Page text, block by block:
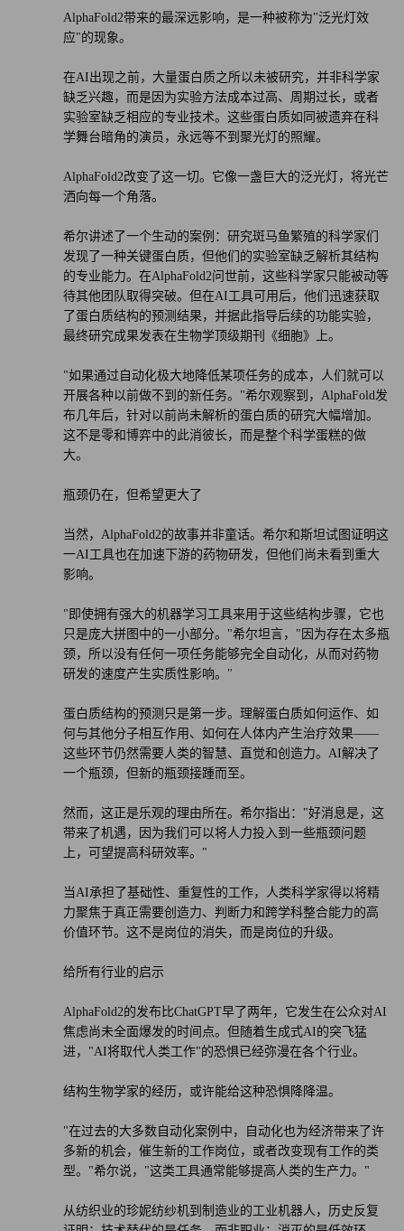
AlphaFold2带来的最深远影响，是一种被称为"泛光灯效
应"的现象。
在AI出现之前，大量蛋白质之所以未被研究，并非科学家
缺乏兴趣，而是因为实验方法成本过高、周期过长，或者
实验室缺乏相应的专业技术。这些蛋白质如同被遗弃在科
学舞台暗角的演员，永远等不到聚光灯的照耀。
AlphaFold2改变了这一切。它像一盏巨大的泛光灯，将光芒
洒向每一个角落。
希尔讲述了一个生动的案例：研究斑马鱼繁殖的科学家们
发现了一种关键蛋白质，但他们的实验室缺乏解析其结构
的专业能力。在AlphaFold2问世前，这些科学家只能被动等
待其他团队取得突破。但在AI工具可用后，他们迅速获取
了蛋白质结构的预测结果，并据此指导后续的功能实验，
最终研究成果发表在生物学顶级期刊《细胞》上。
"如果通过自动化极大地降低某项任务的成本，人们就可以
开展各种以前做不到的新任务。"希尔观察到，AlphaFold发
布几年后，针对以前尚未解析的蛋白质的研究大幅增加。
这不是零和博弈中的此消彼长，而是整个科学蛋糕的做
大。
瓶颈仍在，但希望更大了
当然，AlphaFold2的故事并非童话。希尔和斯坦试图证明这
一AI工具也在加速下游的药物研发，但他们尚未看到重大
影响。
"即使拥有强大的机器学习工具来用于这些结构步骤，它也
只是庞大拼图中的一小部分。"希尔坦言，"因为存在太多瓶
颈，所以没有任何一项任务能够完全自动化，从而对药物
研发的速度产生实质性影响。"
蛋白质结构的预测只是第一步。理解蛋白质如何运作、如
何与其他分子相互作用、如何在人体内产生治疗效果——
这些环节仍然需要人类的智慧、直觉和创造力。AI解决了
一个瓶颈，但新的瓶颈接踵而至。
然而，这正是乐观的理由所在。希尔指出："好消息是，这
带来了机遇，因为我们可以将人力投入到一些瓶颈问题
上，可望提高科研效率。"
当AI承担了基础性、重复性的工作，人类科学家得以将精
力聚焦于真正需要创造力、判断力和跨学科整合能力的高
价值环节。这不是岗位的消失，而是岗位的升级。
给所有行业的启示
AlphaFold2的发布比ChatGPT早了两年，它发生在公众对AI
焦虑尚未全面爆发的时间点。但随着生成式AI的突飞猛
进，"AI将取代人类工作"的恐惧已经弥漫在各个行业。
结构生物学家的经历，或许能给这种恐惧降降温。
"在过去的大多数自动化案例中，自动化也为经济带来了许
多新的机会，催生新的工作岗位，或者改变现有工作的类
型。"希尔说，"这类工具通常能够提高人类的生产力。"
从纺织业的珍妮纺纱机到制造业的工业机器人，历史反复